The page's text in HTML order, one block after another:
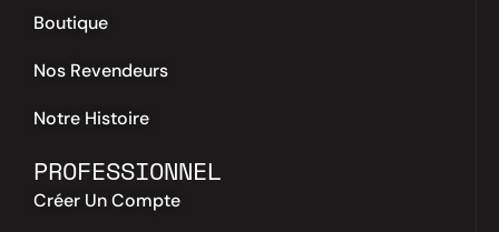
Boutique
Nos Revendeurs
Notre Histoire
PROFESSIONNEL
Créer Un Compte